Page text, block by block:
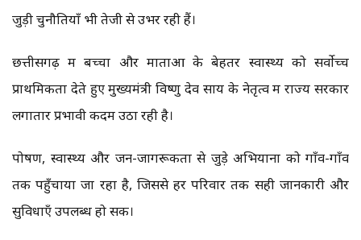
जुड़ी चुनौतियाँ भी तेजी से उभर रही हैं।
छत्तीसगढ़ में बच्चों और माताओं के बेहतर स्वास्थ्य को सर्वोच्च
प्राथमिकता देते हुए मुख्यमंत्री विष्णु देव साय के नेतृत्व में राज्य सरकार
लगातार प्रभावी कदम उठा रही है।
पोषण, स्वास्थ्य और जन-जागरूकता से जुड़े अभियानों को गाँव-गाँव
तक पहुँचाया जा रहा है, जिससे हर परिवार तक सही जानकारी और
सुविधाएँ उपलब्ध हो सकें।